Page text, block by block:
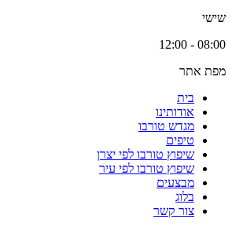
שישי
08:00 - 12:00
מפת אתר
בית
אודותינו
מגדש טורבו
טיפים
שיפוץ טורבו לפי יצרן
שיפוץ טורבו לפי עיר
מבצעים
בלוג
צור קשר